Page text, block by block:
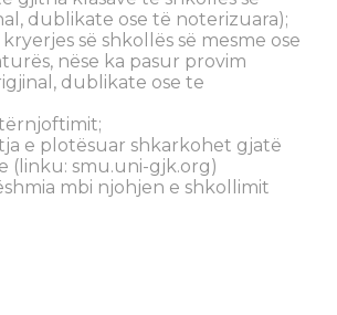
dublikate ose të noterizuara);
së shkollës së mesme ose
nëse ka pasur provim
dublikate ose te
e plotësuar shkarkohet gjatë
(linku: smu.uni-gjk.org)
mbi njohjen e shkollimit